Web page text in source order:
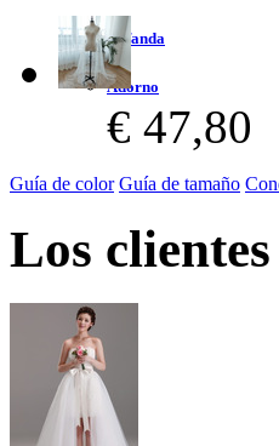
Bufanda
Adorno
€ 47,80
Guía de color Guía de tamaño
Los